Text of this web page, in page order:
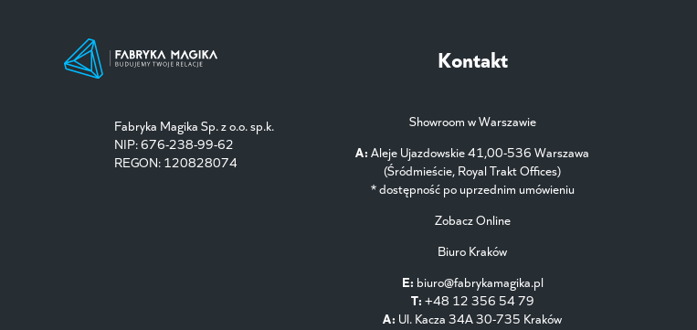
Fabryka Magika Sp. z o.o. sp.k.
NIP: 676-238-99-62
REGON: 120828074
Kontakt
Showroom w Warszawie
A: Aleje Ujazdowskie 41,00-536 Warszawa
(Śródmieście, Royal Trakt Offices)
* dostępność po uprzednim umówieniu
Zobacz Online
Biuro Kraków
E: biuro@fabrykamagika.pl
T: +48 12 356 54 79
A: Ul. Kacza 34A 30-735 Kraków